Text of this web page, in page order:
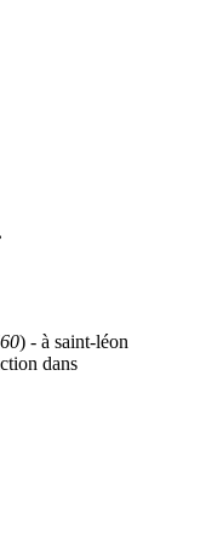
) - à saint-léon
dans